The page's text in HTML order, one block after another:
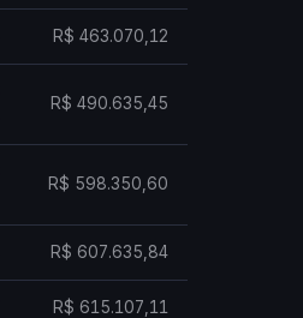
R$ 463.070,12
R$ 490.635,45
R$ 598.350,60
R$ 607.635,84
R$ 615.107,11